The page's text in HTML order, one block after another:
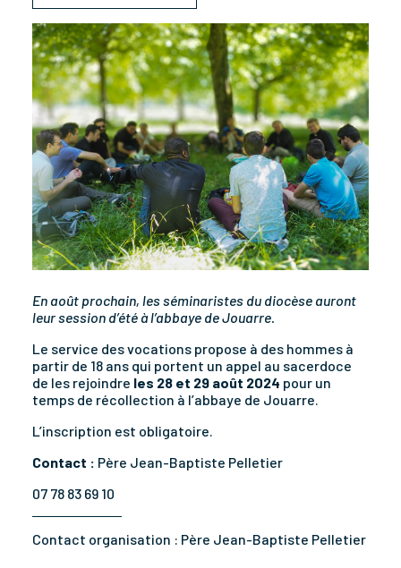
En août prochain, les séminaristes du diocèse auront
leur session d’été à l’abbaye de Jouarre.
Le service des vocations propose à des hommes à
partir de 18 ans qui portent un appel au sacerdoce
de les rejoindre les 28 et 29 août 2024 pour un
temps de récollection à l’abbaye de Jouarre.
L’inscription est obligatoire.
Contact : Père Jean-Baptiste Pelletier
07 78 83 69 10
Contact organisation : Père Jean-Baptiste Pelletier